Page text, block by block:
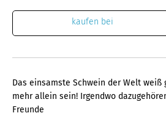
kaufen bei
Das einsamste Schwein der Welt weiß
mehr allein sein! Irgendwo
Freunde